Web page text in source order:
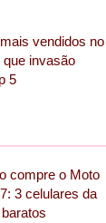
vendidos no
que invasão
5
compre o Moto
3 celulares da